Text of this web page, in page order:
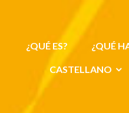
¿QUÉ ES? ¿QUÉ
CASTELLANO